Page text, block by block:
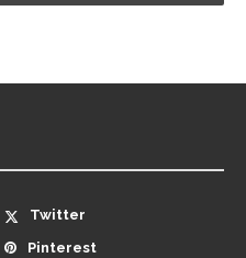
Twitter
Pinterest